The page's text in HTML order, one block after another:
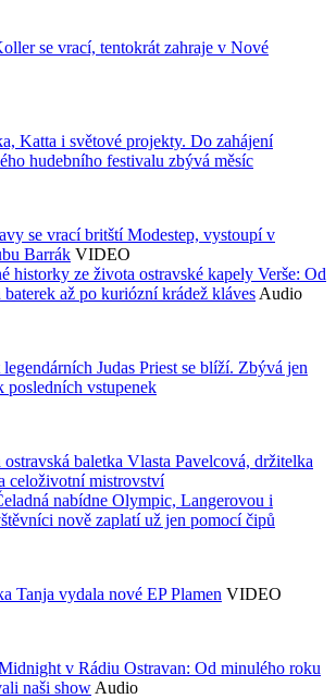
se vrací, tentokrát zahraje v Nové
Katta i světové projekty. Do zahájení
hudebního festivalu zbývá měsíc
se vrací britští Modestep, vystoupí v
Barrák VIDEO
historky ze života ostravské kapely Verše: Od
baterek až po kuriózní krádež klávesAudio
Judas Priest se blíží. Zbývá jen
posledních vstupenek
ostravská baletka Vlasta Pavelcová, držitelka
celoživotní mistrovství
nabídne Olympic, Langerovou i
nově zaplatí už jen pomocí čipů
Tanja vydala nové EP Plamen VIDEO
v Rádiu Ostravan: Od minulého roku
naši showAudio